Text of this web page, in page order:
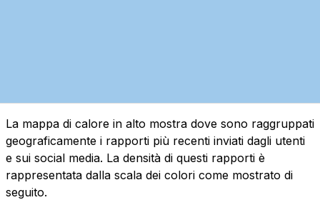
La mappa di calore in alto mostra dove sono raggruppati
geograficamente i rapporti più recenti inviati dagli utenti
e sui social media. La densità di questi rapporti è
rappresentata dalla scala dei colori come mostrato di
seguito.